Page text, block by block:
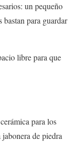
un pequeño
para guardar
libre para que
para los
de piedra